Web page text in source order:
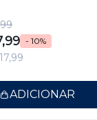
- 10%
ADICIONAR